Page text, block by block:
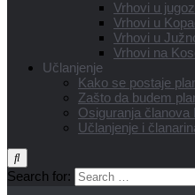
Vrhovi u
Vrhovi u
Vrhovi u
Vrhovi na
Učlanjenje
Kako se postaje
Zašto da budem
Osiguranja članova
Učlanjenje i
Search for: